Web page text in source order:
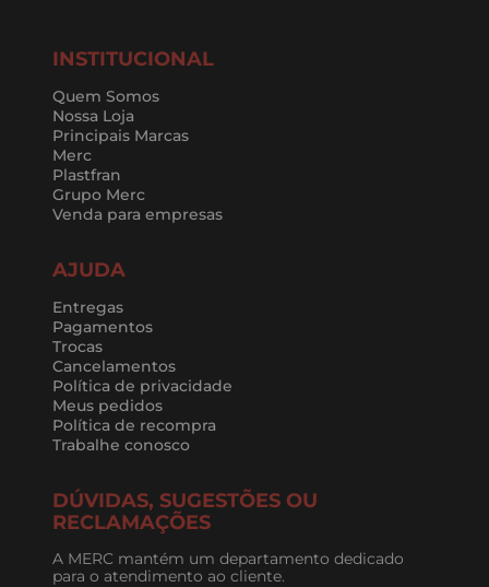
INSTITUCIONAL
Quem Somos
Nossa Loja
Principais Marcas
Merc
Plastfran
Grupo Merc
Venda para empresas
AJUDA
Entregas
Pagamentos
Trocas
Cancelamentos
Política de privacidade
Meus pedidos
Política de recompra
Trabalhe conosco
DÚVIDAS, SUGESTÕES OU
RECLAMAÇÕES
A MERC mantém um departamento dedicado
para o atendimento ao cliente.